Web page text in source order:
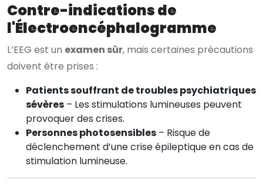
Contre-indications de
l'Électroencéphalogramme
L’EEG est un examen sûr, mais certaines précautions
doivent être prises :
Patients souffrant de troubles psychiatriques
sévères – Les stimulations lumineuses peuvent
provoquer des crises.
Personnes photosensibles – Risque de
déclenchement d’une crise épileptique en cas de
stimulation lumineuse.